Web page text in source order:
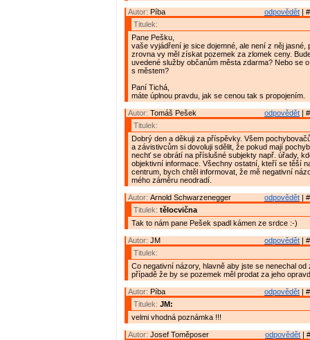
odpovědět |
Autor: Píba
Titulek:
Pane Pešku,
vaše vyjádření je sice dojemné, ale není z něj jasné,
zrovna vy měl získat pozemek za zlomek ceny.
uvedené služby občanům města zdarma? Nebo se
s městem?
Paní Tichá,
máte úplnou pravdu, jak se cenou tak s propojením.
odpovědět |
Autor: Tomáš Pešek
Titulek:
Dobrý den a děkuji za příspěvky. Všem
a závistivcům si dovoluji sdělit, že pokud mají
nechť se obrátí na příslušné subjekty např. úřady,
objektivní informace. Všechny ostatní, kteří se těší
centrum, bych chtěl informovat, že mě negativní
mého záměru neodradí.
odpovědět |
Autor: Arnold Schwarzenegger
Titulek: tělocvična
Tak to nám pane Pešek spadl kámen ze srdce :-)
odpovědět |
Autor: JM
Titulek:
Co negativní názory, hlavně aby jste se nenechal od
případě že by se pozemek měl prodat za jeho
odpovědět |
Autor: Píba
Titulek: JM:
velmi vhodná poznámka !!!
odpovědět |
Autor: Josef Toměposer